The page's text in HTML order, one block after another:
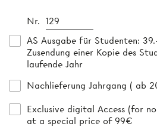
Nr.
AS Ausgabe für Studenten:
Zusendung einer Kopie des
laufende Jahr
Nachlieferung Jahrgang ( ab
Exclusive digital Access (for
at a special price of 99€